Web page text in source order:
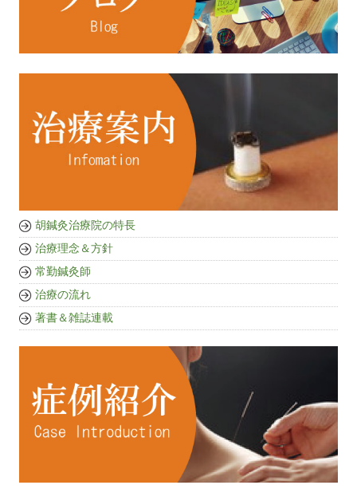
胡鍼灸治療院の特長
治療理念＆方針
常勤鍼灸師
治療の流れ
著書＆雑誌連載